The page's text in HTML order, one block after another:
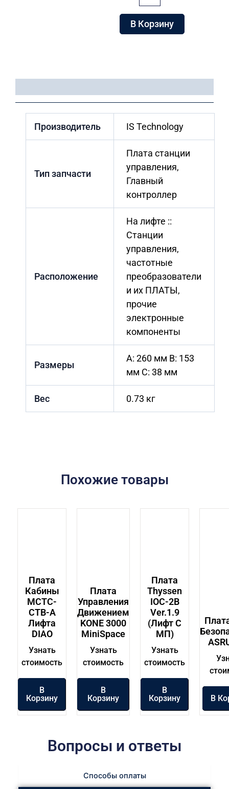
дополнительная
(расширения)
В Корзину
Производитель IS Technology
Тип запчасти
Плата станции
управления,
Главный
контроллер
Расположение
На лифте ::
Станции
управления,
частотные
преобразователи
и их ПЛАТЫ,
прочие
электронные
компоненты
Размеры
A: 260 мм B: 153
мм C: 38 мм
Вес 0.73 кг
Похожие товары
Плата
Кабины
MCTC-
CTB-A
Лифта
DIAO
Узнать
стоимость
В
Корзину
Плата
Управления
Движением
KONE 3000
MiniSpace
Узнать
стоимость
В
Корзину
Плата
Thyssen
IOC-2B
Ver.1.9
(лифт С
МП)
Узнать
стоимость
В
Корзину
В
Вопросы и ответы
Способы оплаты